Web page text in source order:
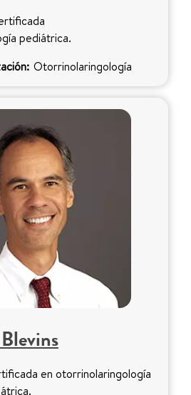
pediátrica.
Otorrinolaringología
en otorrinolaringología